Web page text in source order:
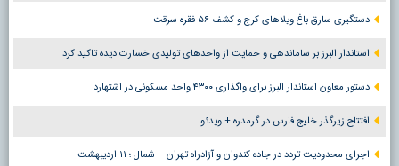
دستگیری سارق باغ ویلاهای کرج و کشف ۵۶ فقره سرقت
استاندار البرز بر ساماندهی و حمایت از واحدهای تولیدی خسارت دیده تاکید کرد
دستور معاون استاندار البرز برای واگذاری ۴۳۰۰ واحد مسکونی در اشتهارد
افتتاح زیرگذر خلیج فارس در گرمدره + ویدئو
اجرای محدودیت تردد در جاده کندوان و آزادراه تهران – شمال ؛ ١١ اردیبهشت